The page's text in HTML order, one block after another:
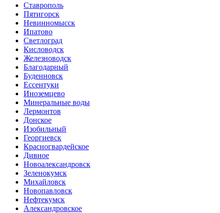
Ставрополь
Пятигорск
Невинномысск
Ипатово
Светлоград
Кисловодск
Железноводск
Благодарный
Буденновск
Ессентуки
Иноземцево
Минеральные воды
Лермонтов
Донское
Изобильный
Георгиевск
Красногвардейское
Дивное
Новоалександровск
Зеленокумск
Михайловск
Новопавловск
Нефтекумск
Александровское